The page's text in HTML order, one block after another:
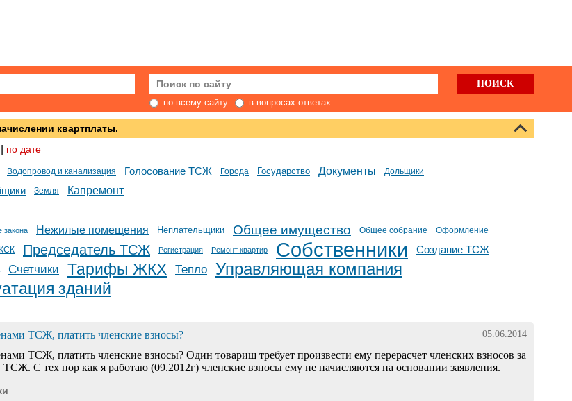
по всему сайту в вопросах-ответах
квартплаты.
по дате
Водопровод и канализация Голосование ТСЖ Города Государство Документы Дольщики
Земля Капремонт
закона Нежилые помещения Неплательщики Общее имущество Общее собрание Оформление
Председатель ТСЖ Регистрация Ремонт квартир Собственники Создание ТСЖ
Счетчики Тарифы ЖКХ Тепло Управляющая компания
зданий
ТСЖ, платить членские взносы? 05.06.2014
ТСЖ, платить членские взносы? Один товарищ требует произвести ему перерасчет членских взносов за
ТСЖ. С тех пор как я работаю (09.2012г) членские взносы ему не начисляются на основании заявления.